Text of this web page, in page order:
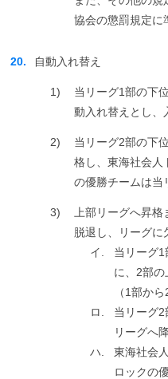
協会の懲罰規定に
20. 自動入れ替え
1)
当リーグ1部の下
動入れ替えとし、
2)
当リーグ2部の下
格し、東海社会人
の優勝チームは当
3)
上部リーグへ昇
脱退し、リーグに
イ.
当リーグ1
に、2部の
（1部か
ロ.
当リーグ
リーグへ
ハ.
東海社会
ロックの